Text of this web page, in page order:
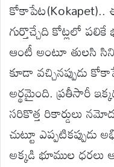
కోకాపేట(Kokapet)..
గుర్తొచ్చేది కోట్లలో
ఆంటీ అంటూ తులసి
కూడా వచ్చినప్పుడు
అర్థమైంది. ప్రతీసారీ
సరికొత్త రికార్డులు
చుట్టూ ఎప్పటికప్పుడు
అక్కడి భూముల